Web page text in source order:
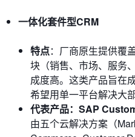
一体化套件型CRM
特点：厂商原生提供覆
块（销售、市场、服务
成度高。这类产品旨在
希望用单一平台解决大
代表产品：SAP
由五个云解决方案（